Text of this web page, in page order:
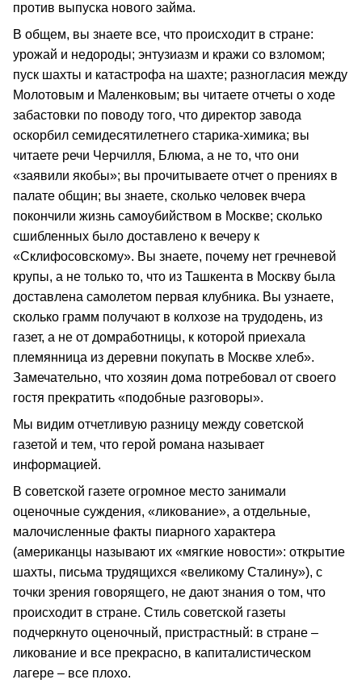
против выпуска нового займа.
В общем, вы знаете все, что происходит в стране:
урожай и недороды; энтузиазм и кражи со взломом;
пуск шахты и катастрофа на шахте; разногласия между
Молотовым и Маленковым; вы читаете отчеты о ходе
забастовки по поводу того, что директор завода
оскорбил семидесятилетнего старика-химика; вы
читаете речи Черчилля, Блюма, а не то, что они
«заявили якобы»; вы прочитываете отчет о прениях в
палате общин; вы знаете, сколько человек вчера
покончили жизнь самоубийством в Москве; сколько
сшибленных было доставлено к вечеру к
«Склифосовскому». Вы знаете, почему нет гречневой
крупы, а не только то, что из Ташкента в Москву была
доставлена самолетом первая клубника. Вы узнаете,
сколько грамм получают в колхозе на трудодень, из
газет, а не от домработницы, к которой приехала
племянница из деревни покупать в Москве хлеб».
Замечательно, что хозяин дома потребовал от своего
гостя прекратить «подобные разговоры».
Мы видим отчетливую разницу между советской
газетой и тем, что герой романа называет
информацией.
В советской газете огромное место занимали
оценочные суждения, «ликование», а отдельные,
малочисленные факты пиарного характера
(американцы называют их «мягкие новости»: открытие
шахты, письма трудящихся «великому Сталину»), с
точки зрения говорящего, не дают знания о том, что
происходит в стране. Стиль советской газеты
подчеркнуто оценочный, пристрастный: в стране –
ликование и все прекрасно, в капиталистическом
лагере – все плохо.